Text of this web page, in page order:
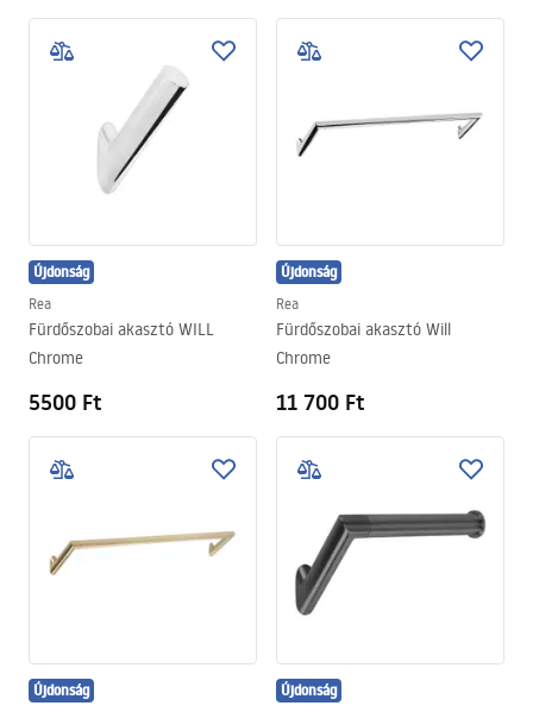
Újdonság
Rea
Fürdőszobai akasztó WILL
Chrome
5500 Ft
Újdonság
Rea
Fürdőszobai akasztó Will
Chrome
11 700 Ft
Újdonság Újdonság